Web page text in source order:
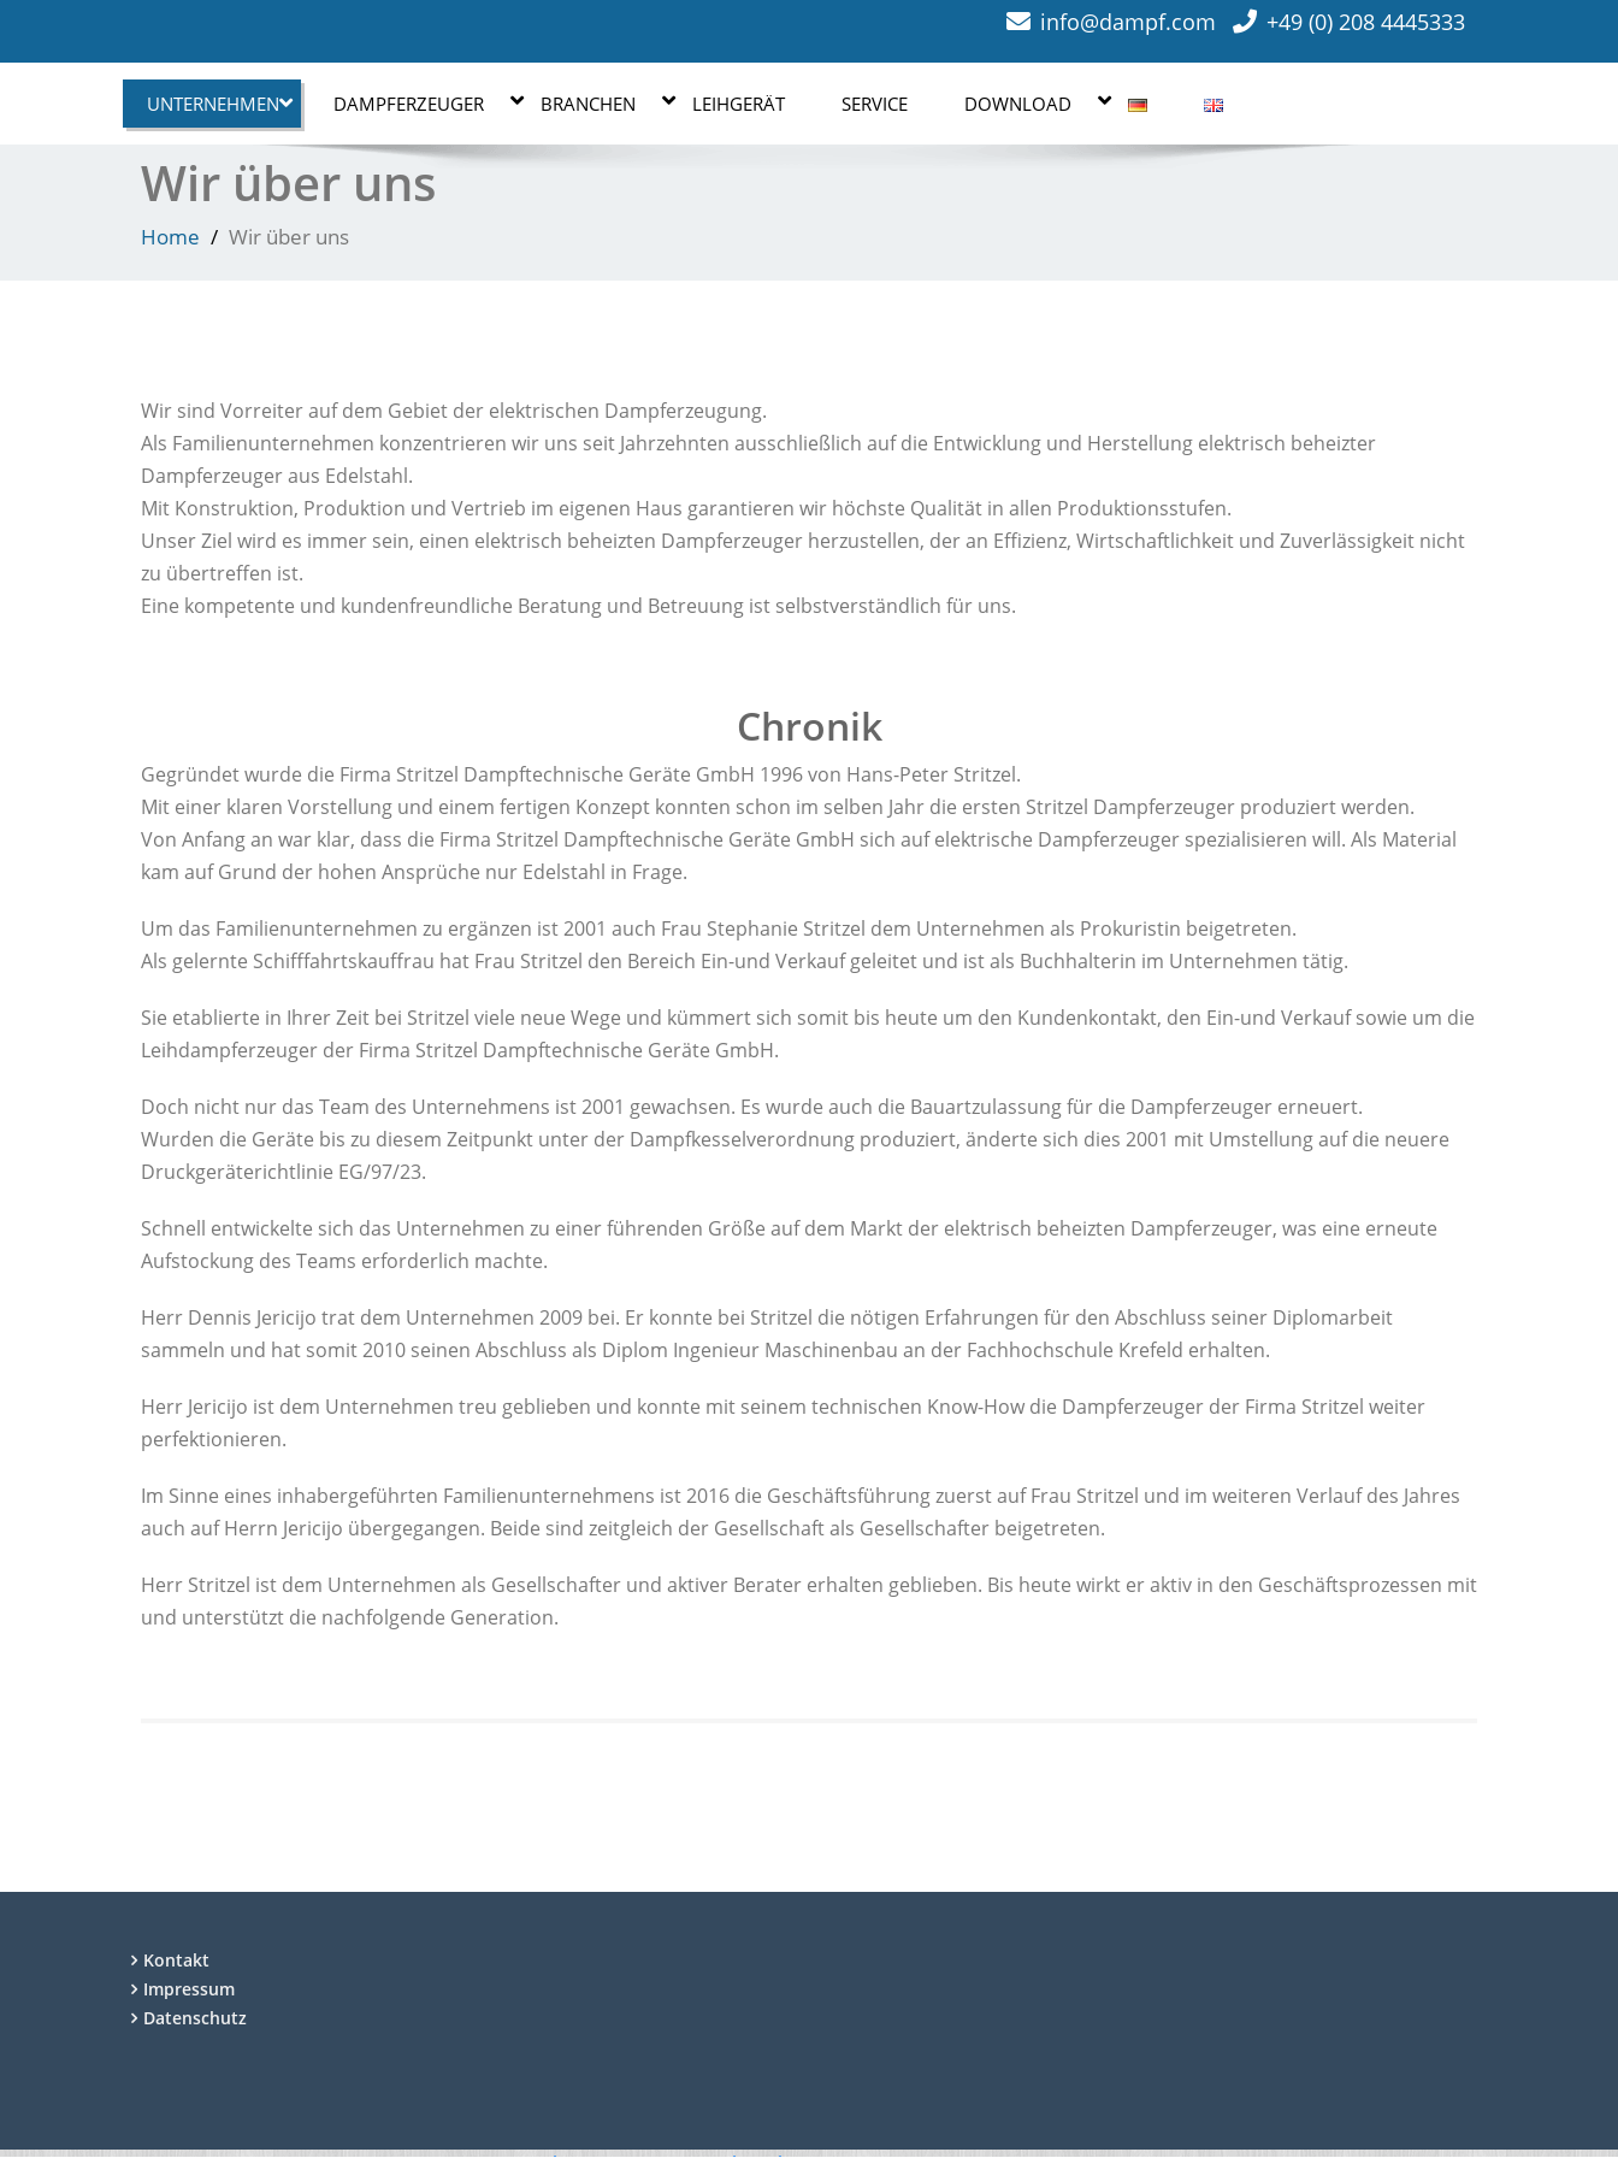
info@dampf.com +49 (0) 208 4445333
UNTERNEHMEN DAMPFERZEUGER BRANCHEN LEIHGERÄT SERVICE DOWNLOAD
Wir über uns
Home Wir über uns
Wir sind Vorreiter auf dem Gebiet der elektrischen Dampferzeugung.
Als Familienunternehmen konzentrieren wir uns seit Jahrzehnten ausschließlich auf die Entwicklung und Herstellung elektrisch beheizter
Dampferzeuger aus Edelstahl.
Mit Konstruktion, Produktion und Vertrieb im eigenen Haus garantieren wir höchste Qualität in allen Produktionsstufen.
Unser Ziel wird es immer sein, einen elektrisch beheizten Dampferzeuger herzustellen, der an Effizienz, Wirtschaftlichkeit und Zuverlässigkeit nicht
zu übertreffen ist.
Eine kompetente und kundenfreundliche Beratung und Betreuung ist selbstverständlich für uns.
Chronik
Gegründet wurde die Firma Stritzel Dampftechnische Geräte GmbH 1996 von Hans-Peter Stritzel.
Mit einer klaren Vorstellung und einem fertigen Konzept konnten schon im selben Jahr die ersten Stritzel Dampferzeuger produziert werden.
Von Anfang an war klar, dass die Firma Stritzel Dampftechnische Geräte GmbH sich auf elektrische Dampferzeuger spezialisieren will. Als Material
kam auf Grund der hohen Ansprüche nur Edelstahl in Frage.
Um das Familienunternehmen zu ergänzen ist 2001 auch Frau Stephanie Stritzel dem Unternehmen als Prokuristin beigetreten.
Als gelernte Schifffahrtskauffrau hat Frau Stritzel den Bereich Ein-und Verkauf geleitet und ist als Buchhalterin im Unternehmen tätig.
Sie etablierte in Ihrer Zeit bei Stritzel viele neue Wege und kümmert sich somit bis heute um den Kundenkontakt, den Ein-und Verkauf sowie um die
Leihdampferzeuger der Firma Stritzel Dampftechnische Geräte GmbH.
Doch nicht nur das Team des Unternehmens ist 2001 gewachsen. Es wurde auch die Bauartzulassung für die Dampferzeuger erneuert.
Wurden die Geräte bis zu diesem Zeitpunkt unter der Dampfkesselverordnung produziert, änderte sich dies 2001 mit Umstellung auf die neuere
Druckgeräterichtlinie EG/97/23.
Schnell entwickelte sich das Unternehmen zu einer führenden Größe auf dem Markt der elektrisch beheizten Dampferzeuger, was eine erneute
Aufstockung des Teams erforderlich machte.
Herr Dennis Jericijo trat dem Unternehmen 2009 bei. Er konnte bei Stritzel die nötigen Erfahrungen für den Abschluss seiner Diplomarbeit
sammeln und hat somit 2010 seinen Abschluss als Diplom Ingenieur Maschinenbau an der Fachhochschule Krefeld erhalten.
Herr Jericijo ist dem Unternehmen treu geblieben und konnte mit seinem technischen Know-How die Dampferzeuger der Firma Stritzel weiter
perfektionieren.
Im Sinne eines inhabergeführten Familienunternehmens ist 2016 die Geschäftsführung zuerst auf Frau Stritzel und im weiteren Verlauf des Jahres
auch auf Herrn Jericijo übergegangen. Beide sind zeitgleich der Gesellschaft als Gesellschafter beigetreten.
Herr Stritzel ist dem Unternehmen als Gesellschafter und aktiver Berater erhalten geblieben. Bis heute wirkt er aktiv in den Geschäftsprozessen mit
und unterstützt die nachfolgende Generation.
Kontakt
Impressum
Datenschutz